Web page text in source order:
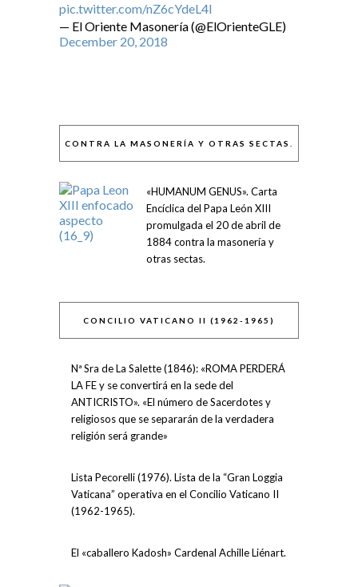
pic.twitter.com/nZ6cYdeL4I
— El Oriente Masonería (@ElOrienteGLE)
December 20, 2018
CONTRA LA MASONERÍA Y OTRAS SECTAS.
«HUMANUM GENUS». Carta
Encíclica del Papa León XIII
promulgada el 20 de abril de
1884 contra la masonería y
otras sectas.
CONCILIO VATICANO II (1962-1965)
Nª Sra de La Salette (1846): «ROMA PERDERÁ
LA FE y se convertirá en la sede del
ANTICRISTO». «El número de Sacerdotes y
religiosos que se separarán de la verdadera
religión será grande»
Lista Pecorelli (1976). Lista de la “Gran Loggia
Vaticana” operativa en el Concilio Vaticano II
(1962-1965).
El «caballero Kadosh» Cardenal Achille Liénart.